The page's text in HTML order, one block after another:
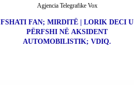
FSHATI FAN; MIRDITË | LORIK DECI U
PËRFSHI NË AKSIDENT
AUTOMOBILISTIK; VDIQ.
Agjencia Telegrafike Vox